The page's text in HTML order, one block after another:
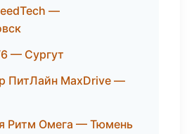
—
— Сургут
ПитЛайн MaxDrive —
Ритм Омега — Тюмень